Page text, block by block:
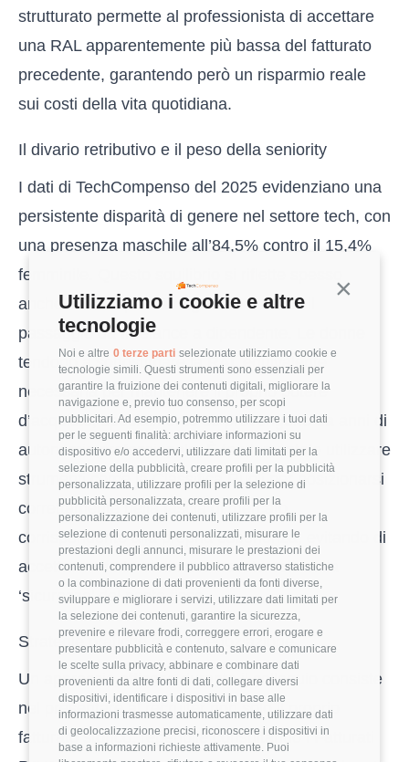
Continua
Utilizziamo i cookie e altre
tecnologie
Noi e altre 0 terze parti selezionate utilizziamo cookie e
tecnologie simili. Questi strumenti sono essenziali per
garantire la fruizione dei contenuti digitali, migliorare la
navigazione e, previo tuo consenso, per scopi
pubblicitari. Ad esempio, potremmo utilizzare i tuoi dati
per le seguenti finalità: archiviare informazioni su
dispositivo e/o accedervi, utilizzare dati limitati per la
selezione della pubblicità, creare profili per la pubblicità
personalizzata, utilizzare profili per la selezione di
pubblicità personalizzata, creare profili per la
personalizzazione dei contenuti, utilizzare profili per la
selezione di contenuti personalizzati, misurare le
prestazioni degli annunci, misurare le prestazioni dei
contenuti, comprendere il pubblico attraverso statistiche
o la combinazione di dati provenienti da fonti diverse,
sviluppare e migliorare i servizi, utilizzare dati limitati per
la selezione dei contenuti, garantire la sicurezza,
prevenire e rilevare frodi, correggere errori, erogare e
presentare pubblicità e contenuto, salvare e comunicare
le scelte sulla privacy, abbinare e combinare dati
provenienti da altre fonti di dati, collegare diversi
dispositivi, identificare i dispositivi in base alle
informazioni trasmesse automaticamente, utilizzare dati
di geolocalizzazione precisi, riconoscere i dispositivi in
base a informazioni richieste attivamente. Puoi
strutturato permette al professionista di accettare
una RAL apparentemente più bassa del fatturato
precedente, garantendo però un risparmio reale
sui costi della vita quotidiana.
Il divario retributivo e il peso della seniority
I dati di TechCompenso del 2025 evidenziano una
persistente disparità di genere nel settore tech, con
una presenza maschile all’84,5% contro il 15,4%
femminile. Questo squilibrio si riflette spesso
anche nella capacità negoziale durante il
passaggio da freelance a dipendente. Le donne
tendono a sottostimare la RAL equivalente
necessaria per mantenere il proprio potere
d’acquisto, specialmente se provengono da anni di
autonomia professionale. È fondamentale utilizzare
strumenti come laClassifica Ruoliper posizionarsi
correttamente nella fascia di mercato
corrispondente alla propria esperienza, evitando di
accettare offerte al ribasso basate solo sulla
‘sicurezza’ del posto fisso.
Strategie pratiche per la negoziazione
Un approccio efficace durante il colloquio consiste
nel presentare al recruiter non solo il proprio
fatturato storico, reperibile consultando iFatturati